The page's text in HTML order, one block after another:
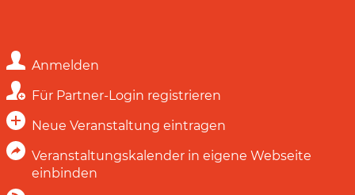
Anmelden
Für Partner-Login registrieren
Neue Veranstaltung eintragen
Veranstaltungskalender in eigene Webseite
einbinden